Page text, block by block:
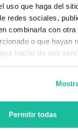
uso que haga del
redes sociales,
combinarla con
o que hayan
hecho de sus
Permitir todas
y consejos
Sella
del Sella con Perro